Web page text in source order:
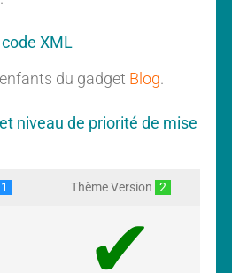
XML
du gadget Blog.
niveau de priorité de mise
1 Thème Version 2